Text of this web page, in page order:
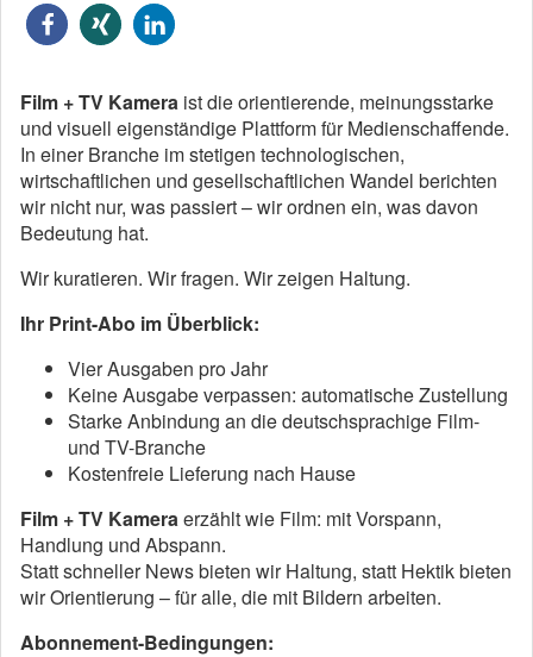
Film + TV Kamera ist die orientierende, meinungsstarke
und visuell eigenständige Plattform für Medienschaffende.
In einer Branche im stetigen technologischen,
wirtschaftlichen und gesellschaftlichen Wandel berichten
wir nicht nur, was passiert – wir ordnen ein, was davon
Bedeutung hat.
Wir kuratieren. Wir fragen. Wir zeigen Haltung.
Ihr Print-Abo im Überblick:
Vier Ausgaben pro Jahr
Keine Ausgabe verpassen: automatische Zustellung
Starke Anbindung an die deutschsprachige Film-
und TV-Branche
Kostenfreie Lieferung nach Hause
Film + TV Kameraerzählt wie Film: mit Vorspann,
Handlung und Abspann.
Statt schneller News bieten wir Haltung, statt Hektik bieten
wir Orientierung – für alle, die mit Bildern arbeiten.
Abonnement-Bedingungen: